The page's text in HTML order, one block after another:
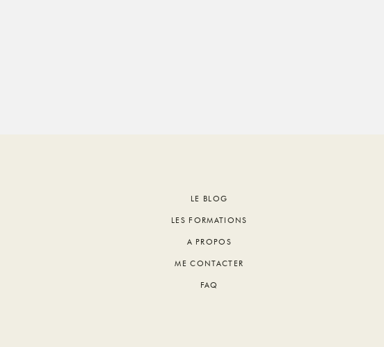
LE BLOG
LES FORMATIONS
A PROPOS
ME CONTACTER
FAQ